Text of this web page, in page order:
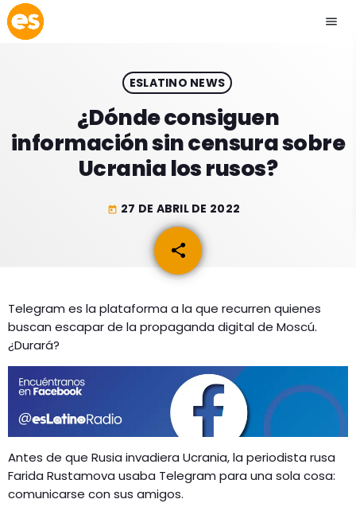
menu
EMISIÓN LA PAZ
play_arrow EMISIÓN COCHABAMBA
ACTUALIDAD
ESPECTÁCULOS
MÚSICA
ENTRETENIMIENTO
PROGRAMACIÓN
RADIO SPLENDID
ESLATINO NEWS
¿Dónde consiguen
información sin censura sobre
Ucrania los rusos?
today 27 DE ABRIL DE 2022
share
email
Telegram es la plataforma a la que recurren quienes
buscan escapar de la propaganda digital de Moscú.
¿Durará?
Antes de que Rusia invadiera Ucrania, la periodista rusa
Farida Rustamova usaba Telegram para una sola cosa:
comunicarse con sus amigos.